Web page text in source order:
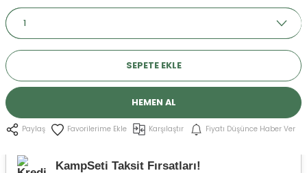
SEPETE EKLE
HEMEN AL
Paylaş Karşılaştır Fiyatı Düşünce Haber Ver
KampSeti Taksit Fırsatları!